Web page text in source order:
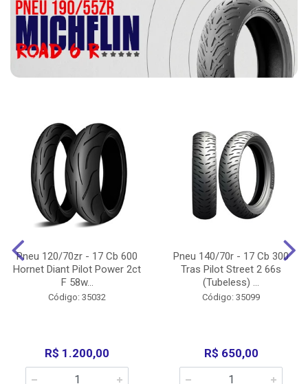
Pneu 120/70zr - 17 Cb 600
Hornet Diant Pilot Power 2ct
F 58w...
Código: 35032
R$ 1.200,00
Pneu 140/70r - 17 Cb 300
Tras Pilot Street 2 66s
(Tubeless) ...
Código: 35099
R$ 650,00